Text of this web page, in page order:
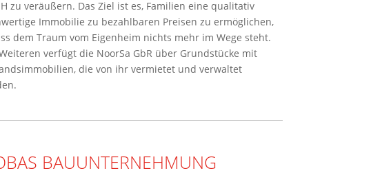
zu veräußern. Das Ziel ist es, Familien eine qualitativ
Immobilie zu bezahlbaren Preisen zu ermöglichen,
dem Traum vom Eigenheim nichts mehr im Wege steht.
verfügt die NoorSa GbR über Grundstücke mit
die von ihr vermietet und verwaltet
BAUUNTERNEHMUNG